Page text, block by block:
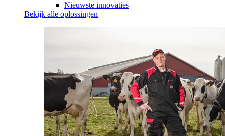
Nieuwste innovaties
Bekijk alle oplossingen